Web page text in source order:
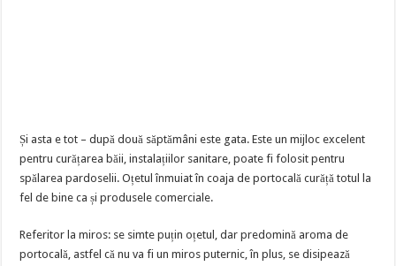
Și asta e tot – după două săptămâni este gata. Este un mijloc excelent
pentru curățarea băii, instalațiilor sanitare, poate fi folosit pentru
spălarea pardoselii. Oțetul înmuiat în coaja de portocală curăță totul la
fel de bine ca și produsele comerciale.
Referitor la miros: se simte puțin oțetul, dar predomină aroma de
portocală, astfel că nu va fi un miros puternic, în plus, se disipează